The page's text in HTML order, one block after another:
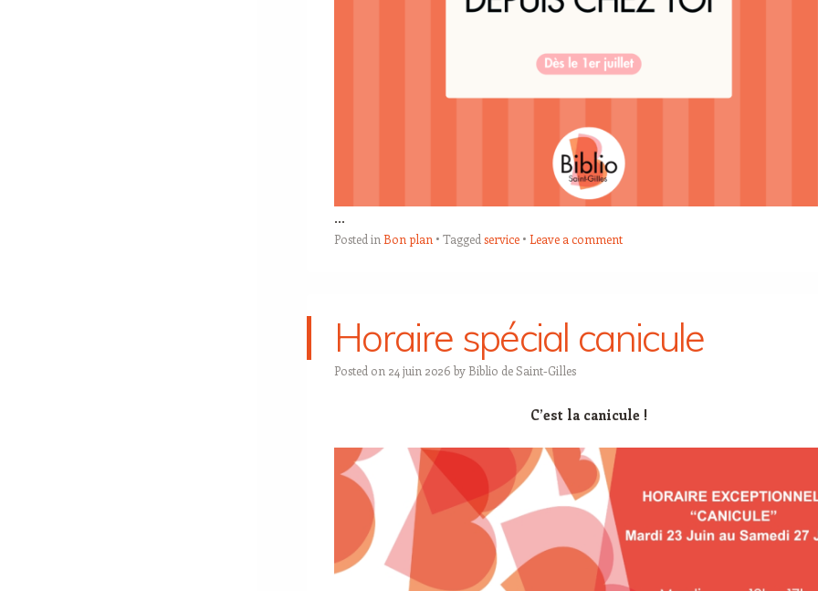
…
Posted in Bon plan Tagged service Leave a comment
Horaire spécial canicule
Posted on 24 juin 2026 by Biblio de Saint-Gilles
C’est la canicule !